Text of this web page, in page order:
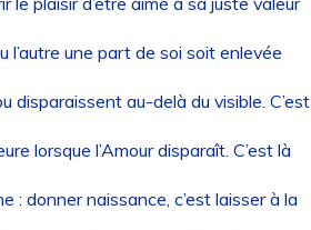
l’autre une part de soi soit enlevée
disparaissent au-delà du visible. C’est
lorsque l’Amour disparaît. C’est là
: donner naissance, c’est laisser à la